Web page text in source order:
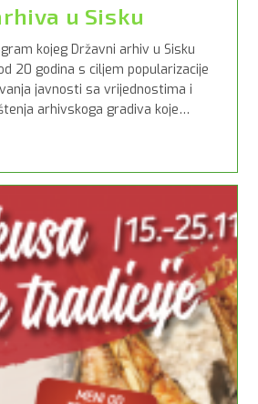
u Sisku
kojeg Državni arhiv u Sisku
20 godina s ciljem popularizacije
javnosti sa vrijednostima i
arhivskoga gradiva koje…